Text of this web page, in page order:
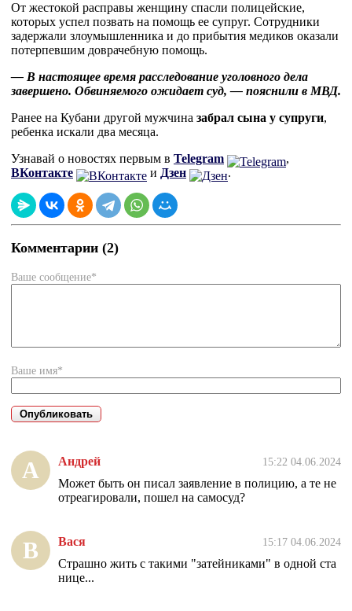
От жестокой расправы женщину спасли полицейские,
которых успел позвать на помощь ее супруг. Сотрудники
задержали злоумышленника и до прибытия медиков оказали
потерпевшим доврачебную помощь.
— В настоящее время расследование уголовного дела
завершено. Обвиняемого ожидает суд, — пояснили в МВД.
Ранее на Кубани другой мужчина забрал сына у супруги,
ребенка искали два месяца.
Узнавай о новостях первым в Telegram
,
ВКонтакте
и Дзен .
Комментарии (2)
Ваше сообщение*
Ваше имя*
А Андрей 15:22 04.06.2024
Может быть он писал заявление в полицию, а те не
отреагировали, пошел на самосуд?
В Вася 15:17 04.06.2024
Страшно жить с такими "затейниками" в одной ста
нице...